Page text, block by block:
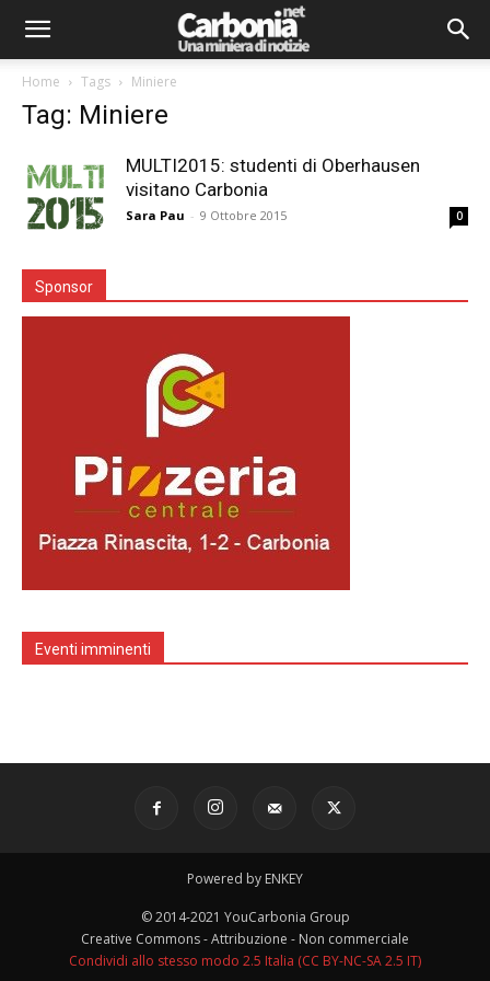
Home Tags Miniere
Tag: Miniere
MULTI2015: studenti di Oberhausen
visitano Carbonia
Sara Pau - 9 Ottobre 2015 0
Sponsor
Eventi imminenti
Powered by ENKEY
© 2014-2021 YouCarbonia Group
Creative Commons - Attribuzione - Non commerciale
Condividi allo stesso modo 2.5 Italia (CC BY-NC-SA 2.5 IT)